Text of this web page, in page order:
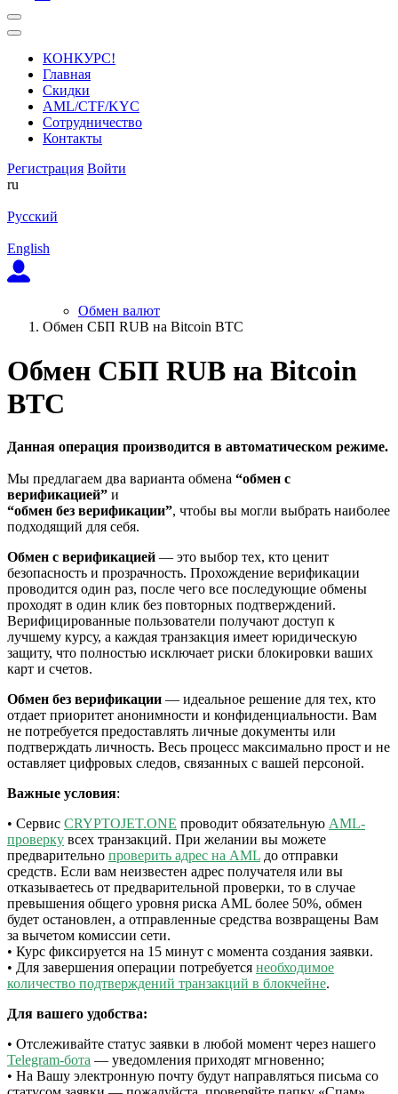
КОНКУРС!
Главная
Скидки
AML/CTF/KYC
Сотрудничество
Контакты
Регистрация Войти
ru
Русский
English
Обмен валют
Обмен СБП RUB на Bitcoin BTC
Обмен СБП RUB на Bitcoin
BTC
Данная операция производится в автоматическом режиме.
Мы предлагаем два варианта обмена “обмен с
верификацией” и
“обмен без верификации”, чтобы вы могли выбрать наиболее
подходящий для себя.
Обмен с верификацией — это выбор тех, кто ценит
безопасность и прозрачность. Прохождение верификации
проводится один раз, после чего все последующие обмены
проходят в один клик без повторных подтверждений.
Верифицированные пользователи получают доступ к
лучшему курсу, а каждая транзакция имеет юридическую
защиту, что полностью исключает риски блокировки ваших
карт и счетов.
Обмен без верификации — идеальное решение для тех, кто
отдает приоритет анонимности и конфиденциальности. Вам
не потребуется предоставлять личные документы или
подтверждать личность. Весь процесс максимально прост и не
оставляет цифровых следов, связанных с вашей персоной.
Важные условия:
• Сервис CRYPTOJET.ONE проводит обязательную AML-
проверку всех транзакций. При желании вы можете
предварительно проверить адрес на AML до отправки
средств. Если вам неизвестен адрес получателя или вы
отказываетесь от предварительной проверки, то в случае
превышения общего уровня риска AML более 50%, обмен
будет остановлен, а отправленные средства возвращены Вам
за вычетом комиссии сети.
• Курс фиксируется на 15 минут с момента создания заявки.
• Для завершения операции потребуется необходимое
количество подтверждений транзакций в блокчейне.
Для вашего удобства:
• Отслеживайте статус заявки в любой момент через нашего
Telegram-бота — уведомления приходят мгновенно;
• На Вашу электронную почту будут направляться письма со